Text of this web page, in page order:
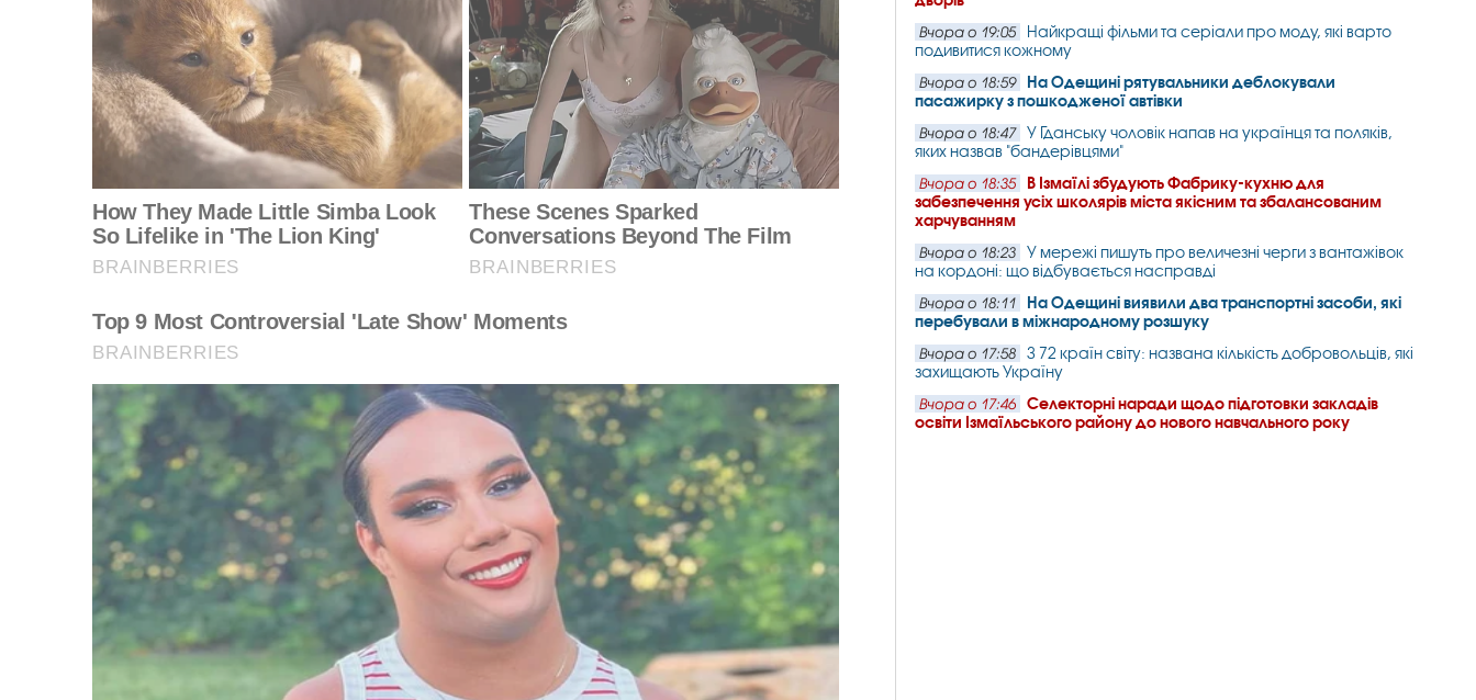
Вчора о 19:05
Найкращі фільми та серіали про моду, які варто
подивитися кожному
Вчора о 18:59
На Одещині рятувальники деблокували
пасажирку з пошкодженої автівки
Вчора о 18:47
У Гданську чоловік напав на українця та поляків,
яких назвав "бандерівцями"
Вчора о 18:35
В Ізмаїлі збудують Фабрику-кухню для
забезпечення усіх школярів міста якісним та збалансованим
харчуванням
Вчора о 18:23
У мережі пишуть про величезні черги з вантажівок
на кордоні: що відбувається насправді
Вчора о 18:11
На Одещині виявили два транспортні засоби, які
перебували в міжнародному розшуку
Вчора о 17:58
З 72 країн світу: названа кількість добровольців, які
захищають Україну
Вчора о 17:46
Селекторні наради щодо підготовки закладів
освіти Ізмаїльського району до нового навчального року